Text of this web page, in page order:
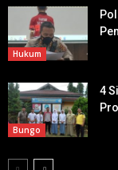
Hukum
Bungo
4